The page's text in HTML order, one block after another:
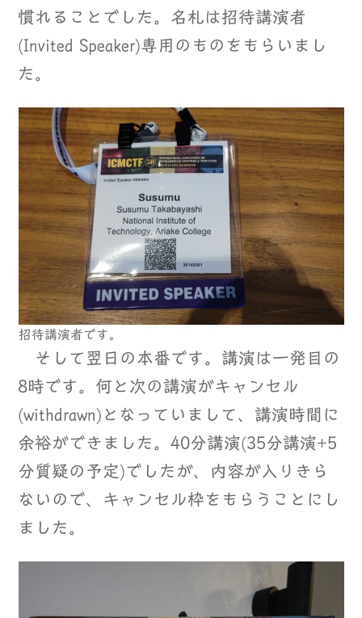
慣れることでした。名札は招待講演者
(Invited Speaker)専用のものをもらいまし
た。
招待講演者です。
そして翌日の本番です。講演は一発目の
8時です。何と次の講演がキャンセル
(withdrawn)となっていまして、講演時間に
余裕ができました。40分講演(35分講演+5
分質疑の予定)でしたが、内容が入りきら
ないので、キャンセル枠をもらうことにし
ました。